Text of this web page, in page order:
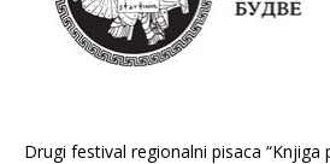
Drugi festival regionalni pisaca “Knjiga